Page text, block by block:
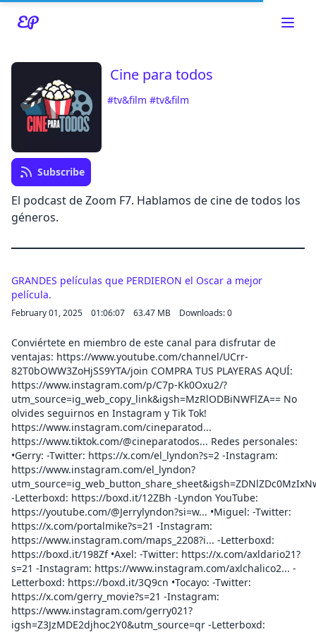
Read about our content policies
Cine para todos
#tv&film #tv&film
Subscribe
El podcast de Zoom F7. Hablamos de cine de todos los
géneros.
GRANDES películas que PERDIERON el Oscar a mejor
película.
February 01, 2025 01:06:07 63.47 MB Downloads: 0
Conviértete en miembro de este canal para disfrutar de
ventajas: https://www.youtube.com/channel/UCrr-
82T0bOWW3ZoHjSS9YTA/join COMPRA TUS PLAYERAS AQUÍ:
https://www.instagram.com/p/C7p-Kk0Oxu2/?
utm_source=ig_web_copy_link&igsh=MzRlODBiNWFlZA== No
olvides seguirnos en Instagram y Tik Tok!
https://www.instagram.com/cineparatod...
https://www.tiktok.com/@cineparatodos... Redes personales:
•Gerry: -Twitter: https://x.com/el_lyndon?s=2 -Instagram:
https://www.instagram.com/el_lyndon?
-Letterboxd: https://boxd.it/12ZBh -Lyndon YouTube:
https://youtube.com/@Jerrylyndon?si=w... •Miguel: -Twitter:
https://x.com/portalmike?s=21 -Instagram:
https://www.instagram.com/maps_2208?i... -Letterboxd:
https://boxd.it/198Zf •Axel: -Twitter: https://x.com/axldario21?
s=21 -Instagram: https://www.instagram.com/axlchalico2... -
Letterboxd: https://boxd.it/3Q9cn •Tocayo: -Twitter:
https://x.com/gerry_movie?s=21 -Instagram:
https://www.instagram.com/gerry021?
igsh=Z3JzMDE2djhoc2Y0&utm_source=qr -Letterboxd: